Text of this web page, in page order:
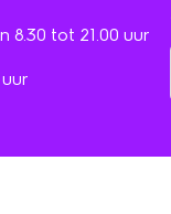
8.30 tot 21.00 uur